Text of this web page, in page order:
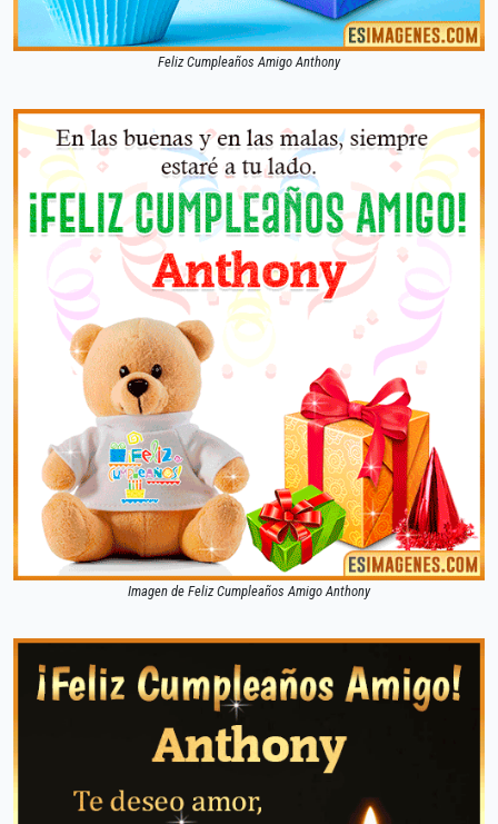
Feliz Cumpleaños Amigo Anthony
Imagen de Feliz Cumpleaños Amigo Anthony